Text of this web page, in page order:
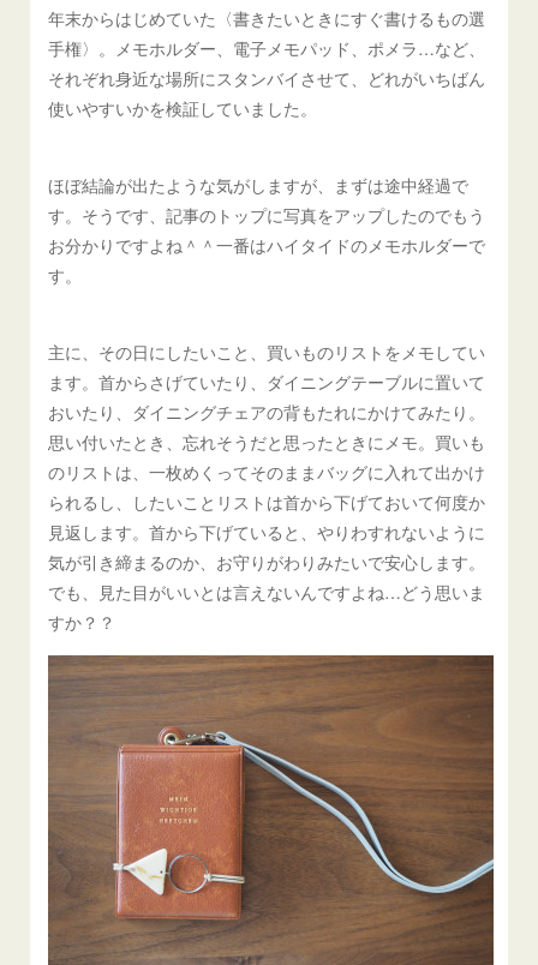
年末からはじめていた〈書きたいときにすぐ書けるもの選
手権〉。メモホルダー、電子メモパッド、ポメラ…など、
それぞれ身近な場所にスタンバイさせて、どれがいちばん
使いやすいかを検証していました。
ほぼ結論が出たような気がしますが、まずは途中経過で
す。そうです、記事のトップに写真をアップしたのでもう
お分かりですよね＾＾一番はハイタイドのメモホルダーで
す。
主に、その日にしたいこと、買いものリストをメモしてい
ます。首からさげていたり、ダイニングテーブルに置いて
おいたり、ダイニングチェアの背もたれにかけてみたり。
思い付いたとき、忘れそうだと思ったときにメモ。買いも
のリストは、一枚めくってそのままバッグに入れて出かけ
られるし、したいことリストは首から下げておいて何度か
見返します。首から下げていると、やりわすれないように
気が引き締まるのか、お守りがわりみたいで安心します。
でも、見た目がいいとは言えないんですよね…どう思いま
すか？？